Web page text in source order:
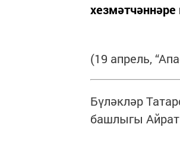
хезмәтчәннәре
(19 апрель,
Бүләкләр
башлыгы